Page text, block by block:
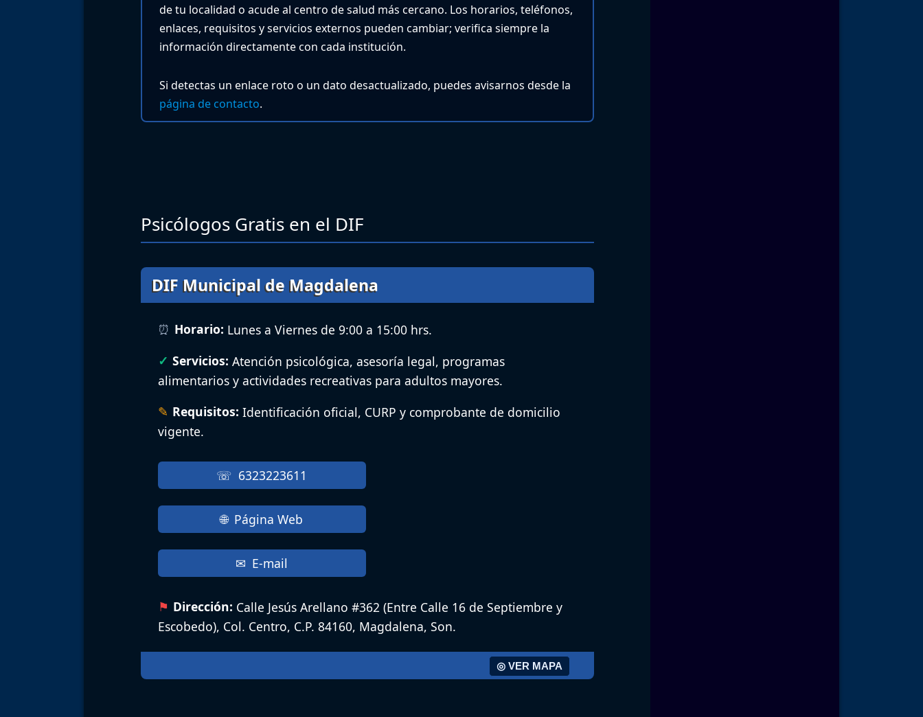
de tu localidad o acude al centro de salud más cercano. Los horarios, teléfonos,
enlaces, requisitos y servicios externos pueden cambiar; verifica siempre la
información directamente con cada institución.
Si detectas un enlace roto o un dato desactualizado, puedes avisarnos desde la
página de contacto.
Psicólogos Gratis en el DIF
DIF Municipal de Magdalena
Horario: Lunes a Viernes de 9:00 a 15:00 hrs.
Servicios: Atención psicológica, asesoría legal, programas
alimentarios y actividades recreativas para adultos mayores.
Requisitos: Identificación oficial, CURP y comprobante de domicilio
vigente.
6323223611
Página Web
E-mail
Dirección: Calle Jesús Arellano #362 (Entre Calle 16 de Septiembre y
Escobedo), Col. Centro, C.P. 84160, Magdalena, Son.
◎ VER MAPA